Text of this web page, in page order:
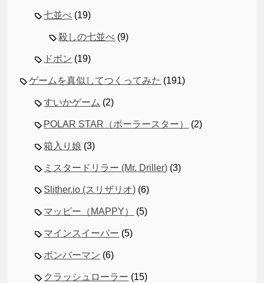
七並べ (19)
殺しの七並べ (9)
ドボン (19)
ゲームを真似してつくってみた (191)
すいかゲーム (2)
POLAR STAR（ポーラースター） (2)
箱入り娘 (3)
ミスタードリラー (Mr. Driller) (3)
Slither.io (スリザリオ) (6)
マッピー（MAPPY） (5)
マインスイーパー (5)
ボンバーマン (6)
クラッシュローラー (15)